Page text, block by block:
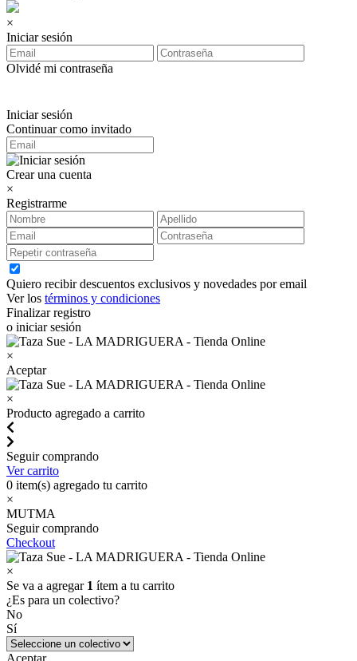
×
Iniciar sesión
Olvidé mi contraseña
Iniciar sesión
Continuar como invitado
Crear una cuenta
×
Registrarme
Quiero recibir descuentos exclusivos y novedades por email
Ver los términos y condiciones
Finalizar registro
o iniciar sesión
×
Aceptar
×
Producto agregado a carrito
Seguir comprando
Ver carrito
0 item(s) agregado tu carrito
×
MUTMA
Seguir comprando
Checkout
×
Se va a agregar 1 ítem a tu carrito
¿Es para un colectivo?
No
Sí
Aceptar